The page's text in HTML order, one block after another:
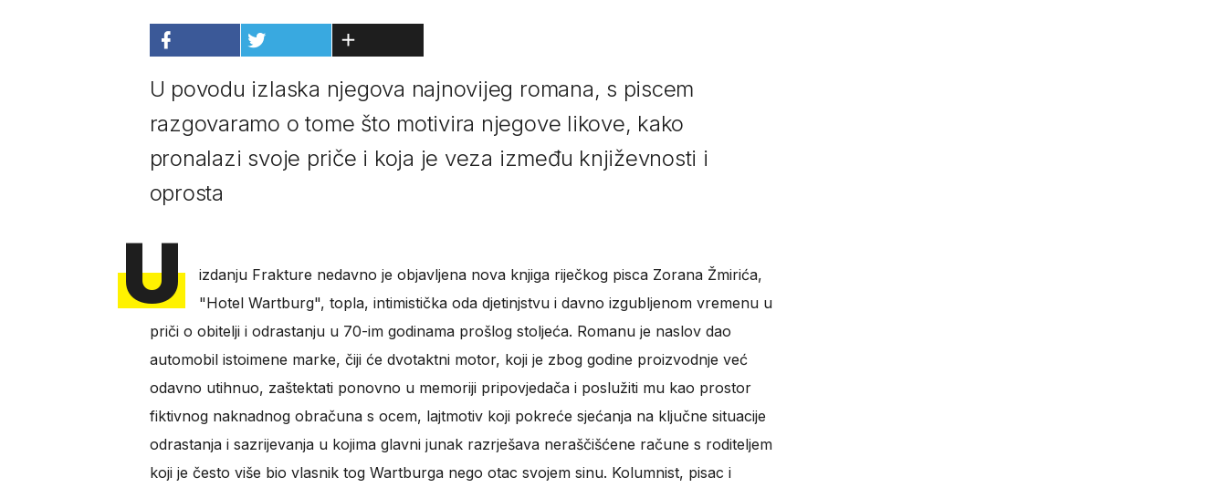
U povodu izlaska njegova najnovijeg romana, s piscem
razgovaramo o tome što motivira njegove likove, kako
pronalazi svoje priče i koja je veza između književnosti i
oprosta
U
izdanju Frakture nedavno je objavljena nova knjiga riječkog pisca Zorana Žmirića,
"Hotel Wartburg", topla, intimistička oda djetinjstvu i davno izgubljenom vremenu u
priči o obitelji i odrastanju u 70-im godinama prošlog stoljeća. Romanu je naslov dao
automobil istoimene marke, čiji će dvotaktni motor, koji je zbog godine proizvodnje već
odavno utihnuo, zaštektati ponovno u memoriji pripovjedača i poslužiti mu kao prostor
fiktivnog naknadnog obračuna s ocem, lajtmotiv koji pokreće sjećanja na ključne situacije
odrastanja i sazrijevanja u kojima glavni junak razrješava neraščišćene račune s roditeljem
koji je često više bio vlasnik tog Wartburga nego otac svojem sinu. Kolumnist, pisac i